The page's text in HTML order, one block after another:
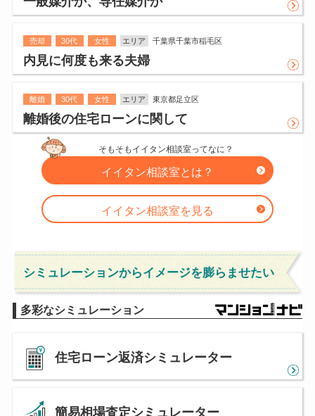
売却 30代 女性 エリア 千葉県千葉市稲毛区
内見に何度も来る夫婦
離婚 30代 女性 エリア 東京都足立区
離婚後の住宅ローンに関して
そもそもイイタン相談室ってなに？
イイタン相談室とは？
イイタン相談室を見る
シミュレーションからイメージを膨らませたい
多彩なシミュレーション
住宅ローン返済シミュレーター
簡易相場査定シミュレーター